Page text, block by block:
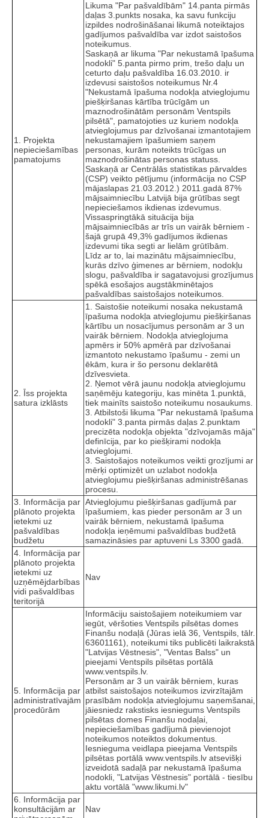
1. Projekta
nepieciešamības
pamatojums
Likuma "Par pašvaldībām" 14.panta pirmās
daļas 3.punkts nosaka, ka savu funkciju
izpildes nodrošināšanai likumā noteiktajos
gadījumos pašvaldība var izdot saistošos
noteikumus.
Saskaņā ar likuma "Par nekustamā īpašuma
nodokli" 5.panta pirmo prim, trešo daļu un
ceturto daļu pašvaldība 16.03.2010. ir
izdevusi saistošos noteikumus Nr.4
"Nekustamā īpašuma nodokļa atvieglojumu
piešķiršanas kārtība trūcīgām un
maznodrošinātām personām Ventspils
pilsētā", pamatojoties uz kuriem nodokļa
atvieglojumus par dzīvošanai izmantotajiem
nekustamajiem īpašumiem saņem
personas, kurām noteikts trūcīgas un
maznodrošinātas personas statuss.
Saskaņā ar Centrālās statistikas pārvaldes
(CSP) veikto pētījumu (informācija no CSP
mājaslapas 21.03.2012.) 2011.gadā 87%
mājsaimniecību Latvijā bija grūtības segt
nepieciešamos ikdienas izdevumus.
Vissaspringtākā situācija bija
mājsaimniecībās ar trīs un vairāk bērniem -
šajā grupā 49,3% gadījumos ikdienas
izdevumi tika segti ar lielām grūtībām.
Līdz ar to, lai mazinātu mājsaimniecību,
kurās dzīvo ģimenes ar bērniem, nodokļu
slogu, pašvaldība ir sagatavojusi grozījumus
spēkā esošajos augstākminētajos
pašvaldības saistošajos noteikumos.
2. Īss projekta
satura izklāsts
1. Saistošie noteikumi nosaka nekustamā
īpašuma nodokļa atvieglojumu piešķiršanas
kārtību un nosacījumus personām ar 3 un
vairāk bērniem. Nodokļa atvieglojuma
apmērs ir 50% apmērā par dzīvošanai
izmantoto nekustamo īpašumu - zemi un
ēkām, kura ir šo personu deklarētā
dzīvesvieta.
2. Ņemot vērā jaunu nodokļa atvieglojumu
saņēmēju kategoriju, kas minēta 1.punktā,
tiek mainīts saistošo noteikumu nosaukums.
3. Atbilstoši likuma "Par nekustamā īpašuma
nodokli" 3.panta pirmās daļas 2.punktam
precizēta nodokļa objekta "dzīvojamās māja"
definīcija, par ko piešķirami nodokļa
atvieglojumi.
3. Saistošajos noteikumos veikti grozījumi ar
mērķi optimizēt un uzlabot nodokļa
atvieglojumu piešķiršanas administrēšanas
procesu.
3. Informācija par
plānoto projekta
ietekmi uz
pašvaldības
budžetu
Atvieglojumu piešķiršanas gadījumā par
īpašumiem, kas pieder personām ar 3 un
vairāk bērniem, nekustamā īpašuma
nodokļa ieņēmumi pašvaldības budžetā
samazināsies par aptuveni Ls 3300 gadā.
4. Informācija par
plānoto projekta
ietekmi uz
uzņēmējdarbības
vidi pašvaldības
teritorijā
Nav
5. Informācija par
administratīvajām
procedūrām
Informāciju saistošajiem noteikumiem var
iegūt, vēršoties Ventspils pilsētas domes
Finanšu nodaļā (Jūras ielā 36, Ventspils, tālr.
63601161), noteikumi tiks publicēti laikrakstā
"Latvijas Vēstnesis", "Ventas Balss" un
pieejami Ventspils pilsētas portālā
www.ventspils.lv.
Personām ar 3 un vairāk bērniem, kuras
atbilst saistošajos noteikumos izvirzītajām
prasībām nodokļa atvieglojumu saņemšanai,
jāiesniedz rakstisks iesniegums Ventspils
pilsētas domes Finanšu nodaļai,
nepieciešamības gadījumā pievienojot
noteikumos noteiktos dokumentus.
Iesnieguma veidlapa pieejama Ventspils
pilsētas portālā www.ventspils.lv atsevišķi
izveidotā sadaļā par nekustamā īpašuma
nodokli, "Latvijas Vēstnesis" portālā - tiesību
aktu vortālā "www.likumi.lv"
6. Informācija par
konsultācijām ar
Nav